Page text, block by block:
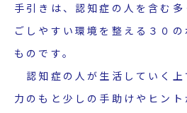
手引きは、認知症の人を含む
ごしやすい環境を整える３０
ものです。
認知症の人が生活していく上
力のもと少しの手助けやヒン